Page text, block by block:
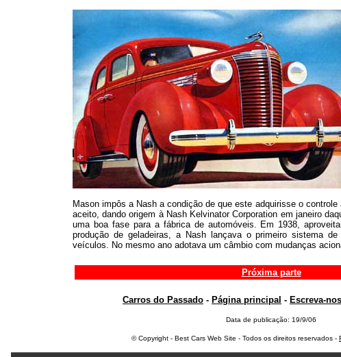
Mason impôs a Nash a condição de que este adquirisse o
aceito, dando origem à Nash Kelvinator Corporation em janeiro
uma boa fase para a fábrica de automóveis. Em 1938,
produção de geladeiras, a Nash lançava o primeiro sistema
veículos. No mesmo ano adotava um câmbio com mudanças
Próxima parte
Carros do Passado - Página principal - Escreva-nos
Data de publicação: 19/9/06
© Copyright - Best Cars Web Site - Todos os direitos reservados -